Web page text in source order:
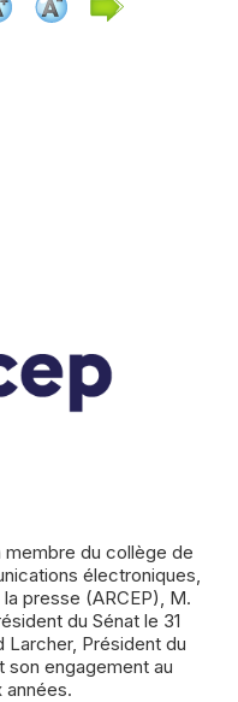
électroniques,
presse (ARCEP), M.
du Sénat le 31
Larcher, Président du
son engagement au
années.